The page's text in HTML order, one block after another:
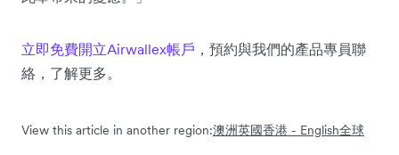
立即免費開立Airwallex帳戶 ，預約與我們的產品專員聯
絡，了解更多。
View this article in another region:澳洲英國香港 - English全球